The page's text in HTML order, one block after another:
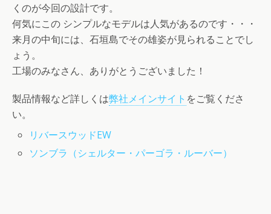
くのが今回の設計です。
何気にこの シンプルなモデルは人気があるのです・・・
来月の中旬には、石垣島でその雄姿が見られることでし
ょう。
工場のみなさん、ありがとうございました！
製品情報など詳しくは弊社メインサイト をご覧くださ
い。
リバースウッドEW
ソンブラ（シェルター・パーゴラ・ルーバー）